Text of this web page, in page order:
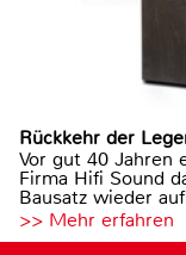
Rückkehr der
Vor gut 40 Jahren
Firma Hifi Sound
Bausatz wieder
>> Mehr erfahren